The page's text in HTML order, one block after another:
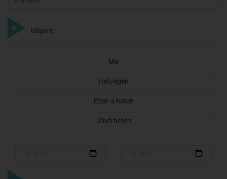
Időpont
Ma
Hétvégén
Ezen a héten
Jövő héten